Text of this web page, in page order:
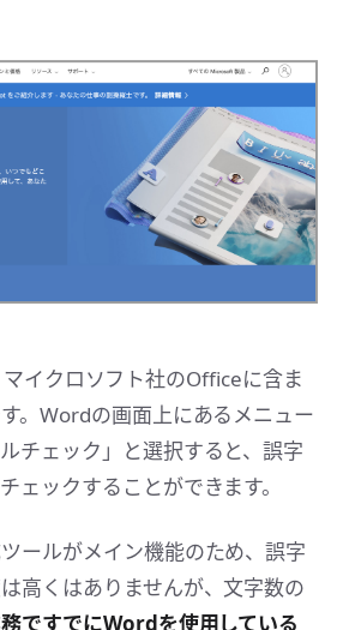
マイクロソフト社のOfficeに含ま
。Wordの画面上にあるメニュー
チェック」と選択すると、誤字
ェックすることができます。
ールがメイン機能のため、誤字
高くはありませんが、文字数の
ですでにWordを使用している